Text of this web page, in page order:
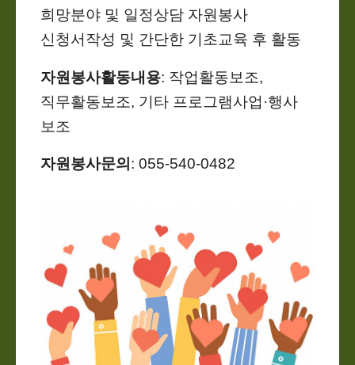
희망분야 및 일정상담 자원봉사
신청서작성 및 간단한 기초교육 후 활동
자원봉사활동내용: 작업활동보조,
직무활동보조, 기타 프로그램사업·행사
보조
자원봉사문의 : 055-540-0482